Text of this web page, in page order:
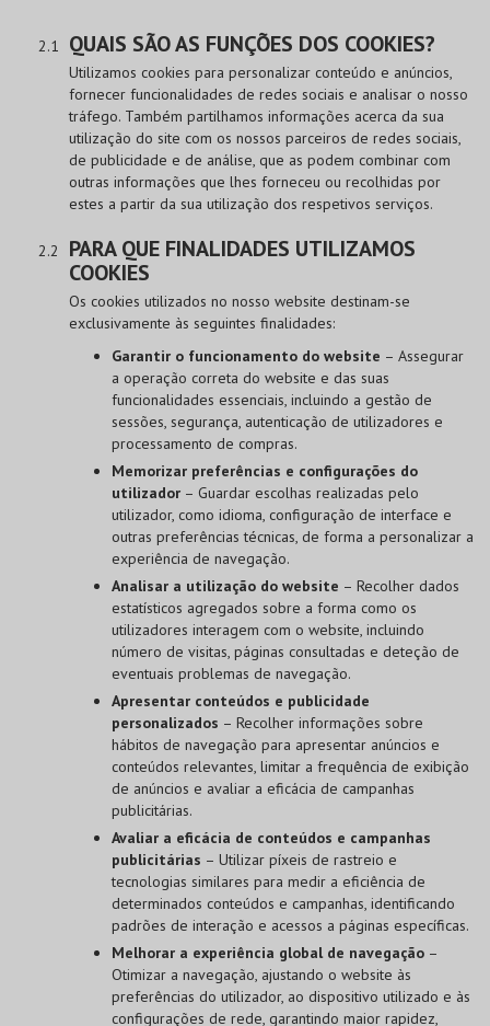
QUAIS SÃO AS FUNÇÕES DOS COOKIES?
Utilizamos cookies para personalizar conteúdo e anúncios,
fornecer funcionalidades de redes sociais e analisar o nosso
tráfego. Também partilhamos informações acerca da sua
utilização do site com os nossos parceiros de redes sociais,
de publicidade e de análise, que as podem combinar com
outras informações que lhes forneceu ou recolhidas por
estes a partir da sua utilização dos respetivos serviços.
PARA QUE FINALIDADES UTILIZAMOS
COOKIES
Os cookies utilizados no nosso website destinam-se
exclusivamente às seguintes finalidades:
Garantir o funcionamento do website – Assegurar
a operação correta do website e das suas
funcionalidades essenciais, incluindo a gestão de
sessões, segurança, autenticação de utilizadores e
processamento de compras.
Memorizar preferências e configurações do
utilizador– Guardar escolhas realizadas pelo
utilizador, como idioma, configuração de interface e
outras preferências técnicas, de forma a personalizar a
experiência de navegação.
Analisar a utilização do website – Recolher dados
estatísticos agregados sobre a forma como os
utilizadores interagem com o website, incluindo
número de visitas, páginas consultadas e deteção de
eventuais problemas de navegação.
Apresentar conteúdos e publicidade
personalizados – Recolher informações sobre
hábitos de navegação para apresentar anúncios e
conteúdos relevantes, limitar a frequência de exibição
de anúncios e avaliar a eficácia de campanhas
publicitárias.
Avaliar a eficácia de conteúdos e campanhas
publicitárias – Utilizar píxeis de rastreio e
tecnologias similares para medir a eficiência de
determinados conteúdos e campanhas, identificando
padrões de interação e acessos a páginas específicas.
Melhorar a experiência global de navegação–
Otimizar a navegação, ajustando o website às
preferências do utilizador, ao dispositivo utilizado e às
configurações de rede, garantindo maior rapidez,